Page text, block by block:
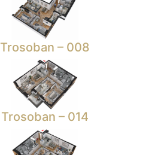
Trosoban – 008
Trosoban – 014